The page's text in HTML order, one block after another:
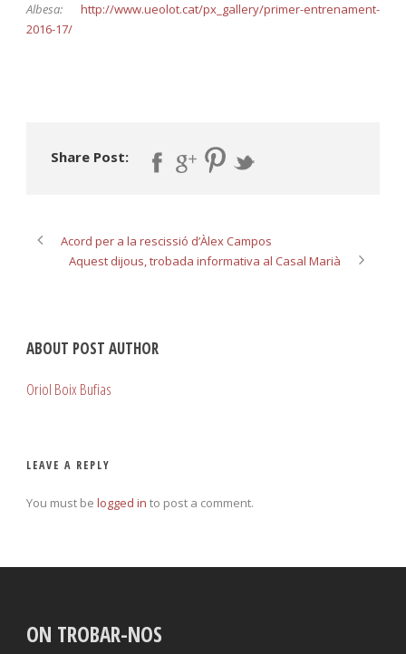
Albesa:
http://www.ueolot.cat/px_gallery/primer-entrenament-
2016-17/
Share Post:
Acord per a la rescissió d’Àlex Campos
Aquest dijous, trobada informativa al Casal Marià
ABOUT POST AUTHOR
Oriol Boix Bufias
LEAVE A REPLY
You must be logged in to post a comment.
ON TROBAR-NOS